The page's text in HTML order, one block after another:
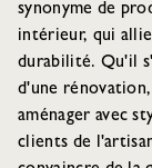
synonyme de
intérieur, qui
durabilité. Qu'il
d'une
aménager avec
clients de